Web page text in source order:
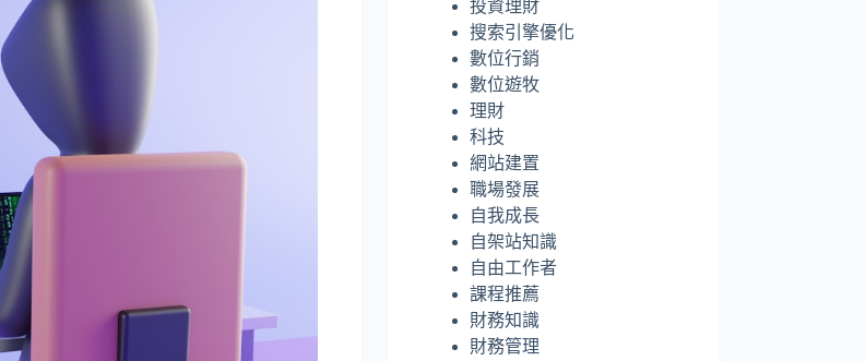
投資理財
搜索引擎優化
數位行銷
數位遊牧
理財
科技
網站建置
職場發展
自我成長
自架站知識
自由工作者
課程推薦
財務知識
財務管理